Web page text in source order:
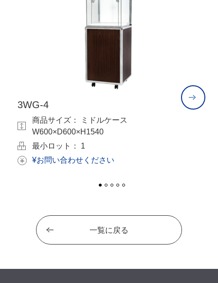
3WG-4
商品サイズ： ミドルケース
W600×D600×H1540
最小ロット： 1
¥お問い合わせください
一覧に戻る